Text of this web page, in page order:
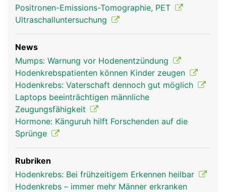
Positronen-Emissions-Tomographie, PET
Ultraschalluntersuchung
News
Mumps: Warnung vor Hodenentzündung
Hodenkrebspatienten können Kinder zeugen
Hodenkrebs: Vaterschaft dennoch gut möglich
Laptops beeinträchtigen männliche
Zeugungsfähigkeit
Hormone: Känguruh hilft Forschenden auf die
Sprünge
Rubriken
Hodenkrebs: Bei frühzeitigem Erkennen heilbar
Hodenkrebs – immer mehr Männer erkranken